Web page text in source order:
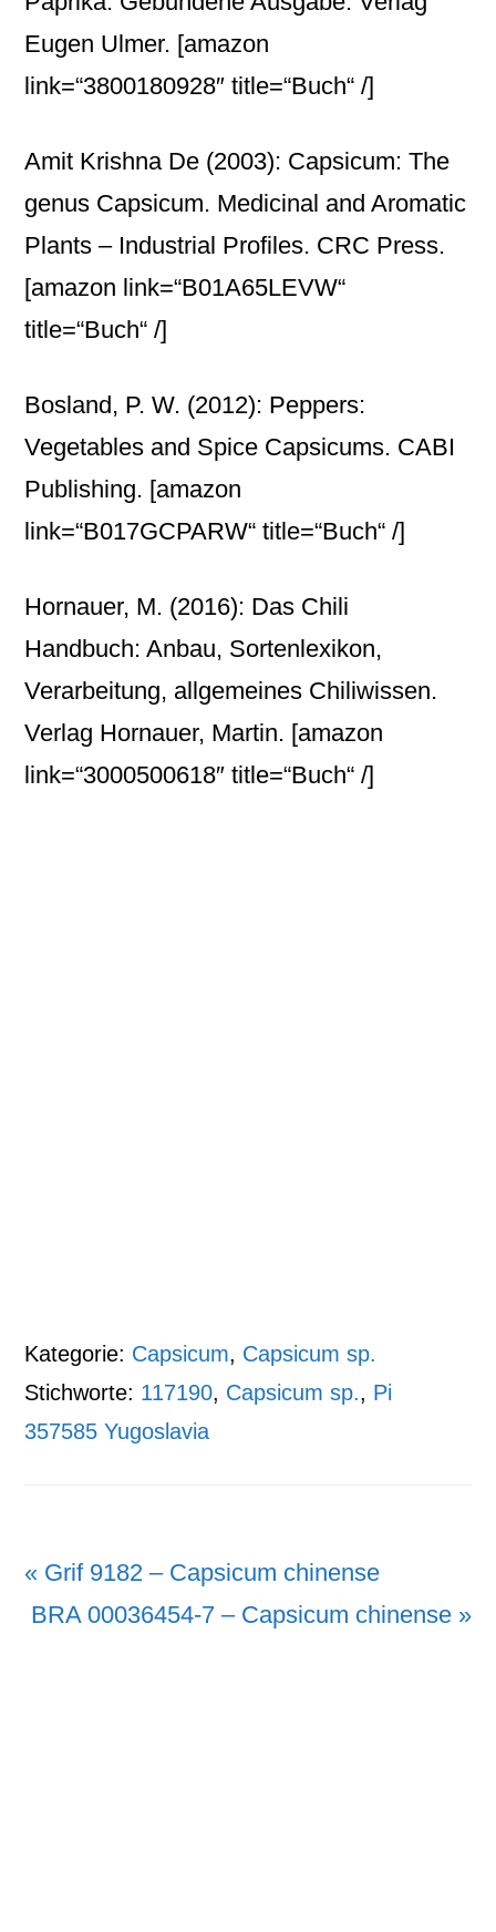
Eugen Ulmer. [amazon
link=“3800180928″ title=“Buch“ /]
Amit Krishna De (2003): Capsicum: The
genus Capsicum. Medicinal and Aromatic
Plants – Industrial Profiles. CRC Press.
[amazon link=“B01A65LEVW“
title=“Buch“ /]
Bosland, P. W. (2012): Peppers:
Vegetables and Spice Capsicums. CABI
Publishing. [amazon
link=“B017GCPARW“ title=“Buch“ /]
Hornauer, M. (2016): Das Chili
Handbuch: Anbau, Sortenlexikon,
Verarbeitung, allgemeines Chiliwissen.
Verlag Hornauer, Martin. [amazon
link=“3000500618″ title=“Buch“ /]
Kategorie: Capsicum, Capsicum sp.
Stichworte: 117190, Capsicum sp., Pi
357585 Yugoslavia
Vorheriger
Beitrag:
« Grif 9182 – Capsicum chinense
Nächster
BRA 00036454-7 – Capsicum chinense »